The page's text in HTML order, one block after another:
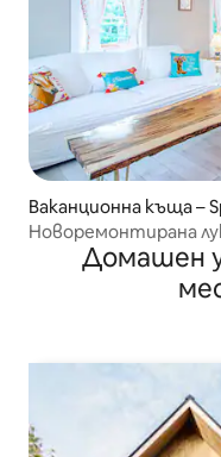
Ваканционна къща –
Новоремонтирана
изглед към
Домашен